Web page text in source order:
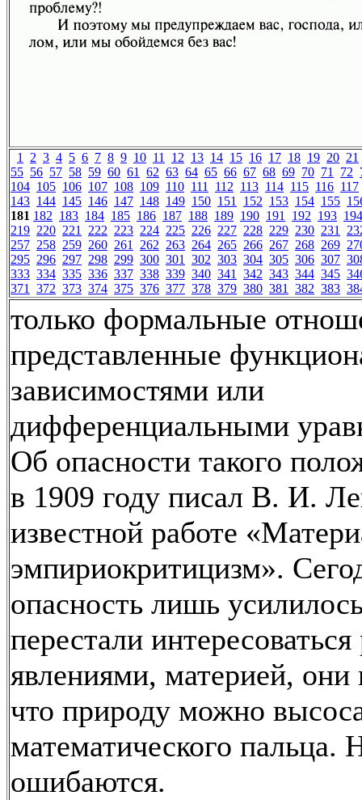
1 2 3 4 5 6 7 8 9 10 11 12 13 14 15 16 17 18 19 20 21
55 56 57 58 59 60 61 62 63 64 65 66 67 68 69 70 71 72
104 105 106 107 108 109 110 111 112 113 114 115 116 117
143 144 145 146 147 148 149 150 151 152 153 154 155
181 182 183 184 185 186 187 188 189 190 191 192 193 194
219 220 221 222 223 224 225 226 227 228 229 230 231
257 258 259 260 261 262 263 264 265 266 267 268 269
295 296 297 298 299 300 301 302 303 304 305 306 307
333 334 335 336 337 338 339 340 341 342 343 344 345
371 372 373 374 375 376 377 378 379 380 381 382 383
только формальные
представленные
зависимостями или
дифференциальными
Об опасности такого
в 1909 году писал В. И.
известной работе
эмпириокритицизм».
опасность лишь
перестали
явлениями, материей, они
что природу можно
математического пальца.
ошибаются.